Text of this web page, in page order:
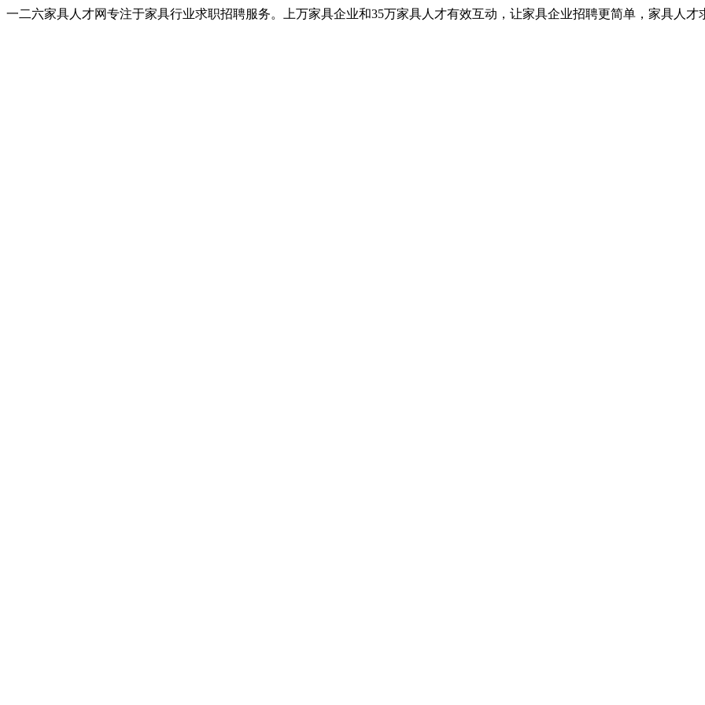
一二六家具人才网专注于家具行业求职招聘服务。上万家具企业和35万家具人才有效互动，让家具企业招聘更简单，家具人才